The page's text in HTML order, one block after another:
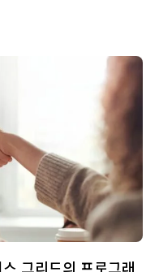
그리드의 프로그래